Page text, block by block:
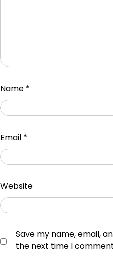
Name *
Email *
Website
Save my name, email,
the next time I